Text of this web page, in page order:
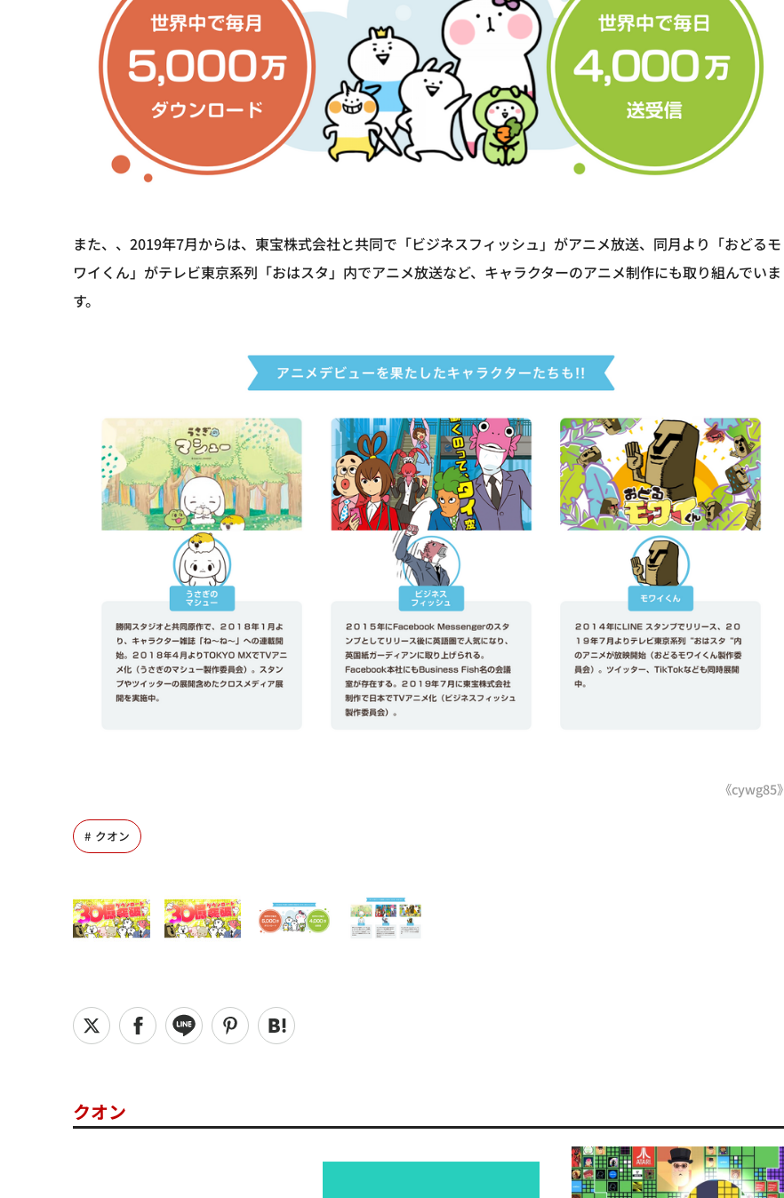
また、、2019年7月からは、東宝株式会社と共同で「ビジネスフィッシュ」がアニメ放送、同月より「おどるモ
ワイくん」がテレビ東京系列「おはスタ」内でアニメ放送など、キャラクターのアニメ制作にも取り組んでいま
す。
《cywg85》
クオン
クオン